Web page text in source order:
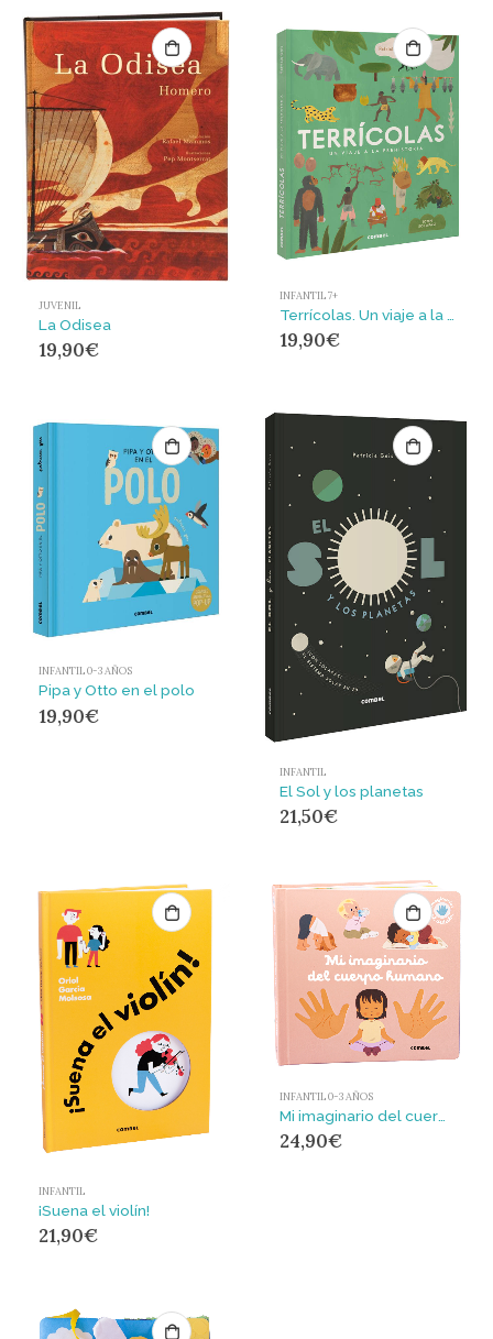
JUVENIL
La Odisea
19,90€
INFANTIL 7+
19,90€
INFANTIL 0-3 AÑOS
Pipa y Otto en el polo
19,90€
INFANTIL
El Sol y los planetas
21,50€
INFANTIL
¡Suena el violín!
21,90€
INFANTIL 0-3 AÑOS
24,90€